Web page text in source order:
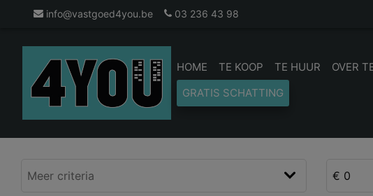
info@vastgoed4you.be 03 236 43 98
HOME TE KOOP TE HUUR OVER
GRATIS SCHATTING